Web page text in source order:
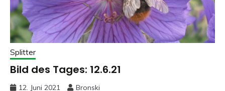
Splitter
Bild des Tages: 12.6.21
12. Juni 2021 Bronski